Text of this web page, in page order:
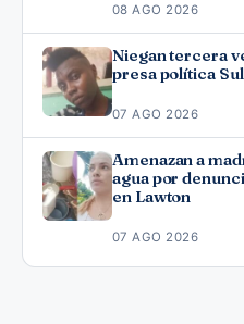
08 AGO 2026
Niegan tercera
presa política
07 AGO 2026
Amenazan a
agua por
en Lawton
07 AGO 2026